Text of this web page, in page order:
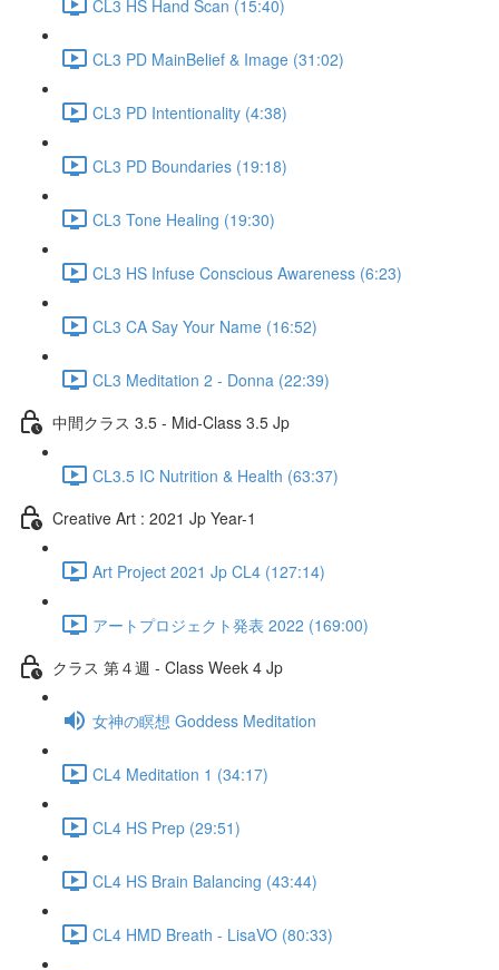
CL3 HS Hand Scan (15:40)
CL3 PD MainBelief & Image (31:02)
CL3 PD Intentionality (4:38)
CL3 PD Boundaries (19:18)
CL3 Tone Healing (19:30)
CL3 HS Infuse Conscious Awareness (6:23)
CL3 CA Say Your Name (16:52)
CL3 Meditation 2 - Donna (22:39)
中間クラス 3.5 - Mid-Class 3.5 Jp
CL3.5 IC Nutrition & Health (63:37)
Creative Art : 2021 Jp Year-1
Art Project 2021 Jp CL4 (127:14)
アートプロジェクト発表 2022 (169:00)
クラス 第４週 - Class Week 4 Jp
女神の瞑想 Goddess Meditation
CL4 Meditation 1 (34:17)
CL4 HS Prep (29:51)
CL4 HS Brain Balancing (43:44)
CL4 HMD Breath - LisaVO (80:33)